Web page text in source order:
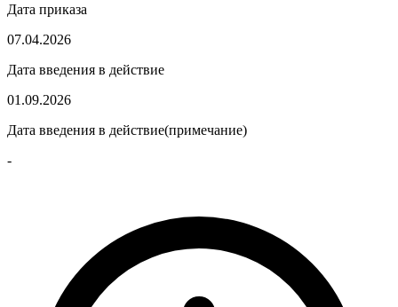
Дата приказа
07.04.2026
Дата введения в действие
01.09.2026
Дата введения в действие(примечание)
-